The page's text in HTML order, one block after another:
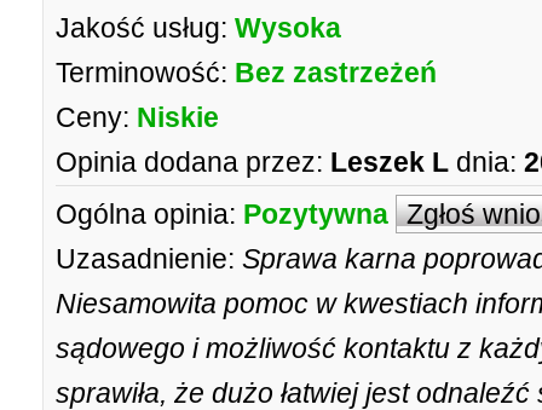
Jakość usług: Wysoka
Terminowość: Bez zastrzeżeń
Ceny: Niskie
Opinia dodana przez: Leszek L dnia:
Ogólna opinia: Pozytywna Zgłoś
Uzasadnienie: Sprawa karna
Niesamowita pomoc w kwestiach
sądowego i możliwość kontaktu z
sprawiła, że dużo łatwiej jest